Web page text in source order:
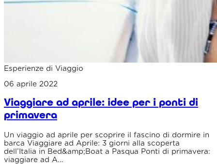
Esperienze di Viaggio
06 aprile 2022
Viaggiare ad aprile: idee per i ponti di
primavera
Un viaggio ad aprile per scoprire il fascino di dormire in
barca Viaggiare ad Aprile: 3 giorni alla scoperta
dell’Italia in Bed&amp;Boat a Pasqua Ponti di primavera:
viaggiare ad A...